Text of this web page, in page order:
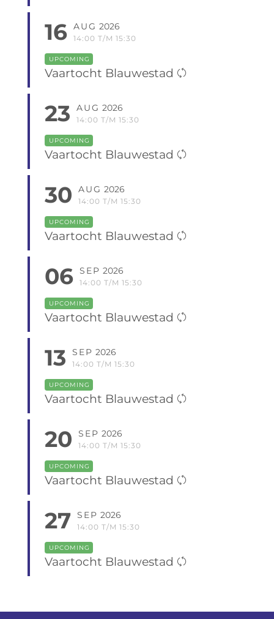
16 AUG 2026
14:00 T/M 15:30
UPCOMING
Vaartocht Blauwestad
23 AUG 2026
14:00 T/M 15:30
UPCOMING
Vaartocht Blauwestad
30 AUG 2026
14:00 T/M 15:30
UPCOMING
Vaartocht Blauwestad
06 SEP 2026
14:00 T/M 15:30
UPCOMING
Vaartocht Blauwestad
13 SEP 2026
14:00 T/M 15:30
UPCOMING
Vaartocht Blauwestad
20 SEP 2026
14:00 T/M 15:30
UPCOMING
Vaartocht Blauwestad
27 SEP 2026
14:00 T/M 15:30
UPCOMING
Vaartocht Blauwestad